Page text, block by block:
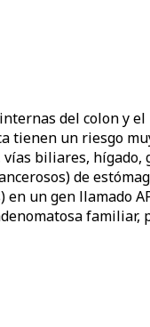
del colon y
tienen un riesgo
biliares,
de
un gen llamado